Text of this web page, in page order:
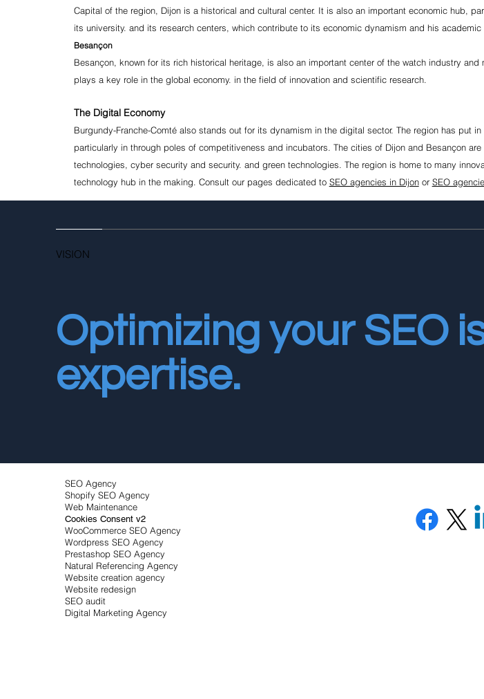
Capital of the region, Dijon is a historical and cultural center. It is also an important economic hub,
its university. and its research centers, which contribute to its economic dynamism and his academic
Besançon
Besançon, known for its rich historical heritage, is also an important center of the watch industry
plays a key role in the global economy. in the field of innovation and scientific research.
The Digital Economy
Burgundy-Franche-Comté also stands out for its dynamism in the digital sector. The region has put
particularly in through poles of competitiveness and incubators. The cities of Dijon and Besançon
technologies, cyber security and security. and green technologies. The region is home to many
technology hub in the making. Consult our pages dedicated to SEO agencies in Dijonor SEO
VISION
Optimizing your SEO
expertise.
SEO Agency
Shopify SEO Agency
Web Maintenance
Cookies Consent v2
WooCommerce SEO Agency
Wordpress SEO Agency
Prestashop SEO Agency
Natural Referencing Agency
Website creation agency
Website redesign
SEO audit
Digital Marketing Agency